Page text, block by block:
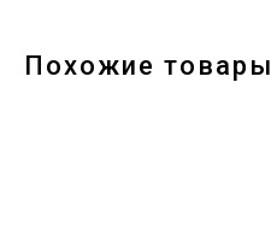
Похожие товары